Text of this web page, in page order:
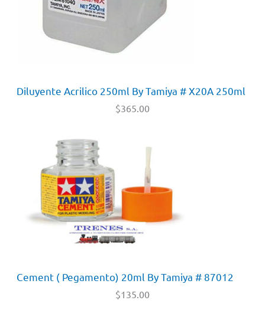
Diluyente Acrilico 250ml By Tamiya # X20A 250ml
$365.00
Cement ( Pegamento) 20ml By Tamiya # 87012
$135.00